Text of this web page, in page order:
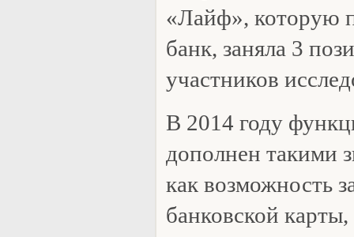
«Лайф», которую
банк, заняла 3
участников
В 2014 году
дополнен такими
как возможность
банковской